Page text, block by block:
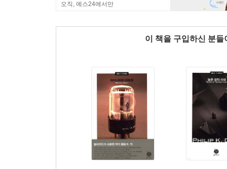
오직, 예스24에서만
이 책을 구입하신 분